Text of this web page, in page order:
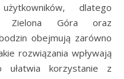
dlatego
Zielona Góra oraz
obejmują zarówno
rozwiązania wpływają
ułatwia korzystanie z